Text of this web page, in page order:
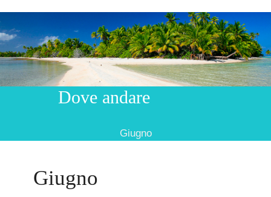
Dove andare
Giugno
Giugno